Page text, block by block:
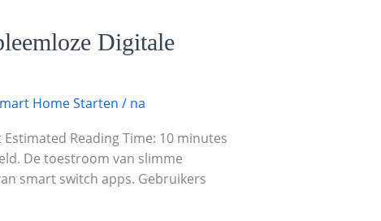
Digitale
Home Starten / na
Reading Time: 10 minutes
De toestroom van slimme
smart switch apps. Gebruikers